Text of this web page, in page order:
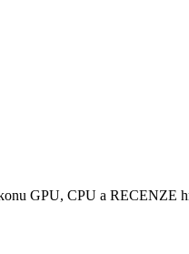
GPU, CPU a RECENZE